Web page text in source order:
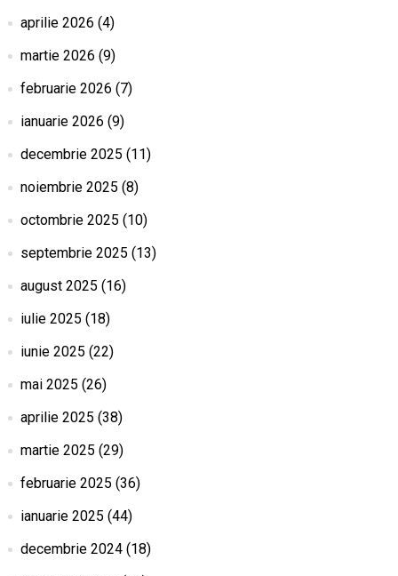
aprilie 2026 (4)
martie 2026 (9)
februarie 2026 (7)
ianuarie 2026 (9)
decembrie 2025 (11)
noiembrie 2025 (8)
octombrie 2025 (10)
septembrie 2025 (13)
august 2025 (16)
iulie 2025 (18)
iunie 2025 (22)
mai 2025 (26)
aprilie 2025 (38)
martie 2025 (29)
februarie 2025 (36)
ianuarie 2025 (44)
decembrie 2024(18)